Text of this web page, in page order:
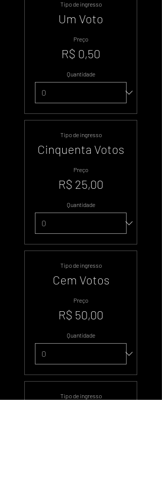
Tipo de ingresso
Um Voto
Preço
R$ 0,50
Quantidade
Tipo de ingresso
Cinquenta Votos
Preço
R$ 25,00
Quantidade
Tipo de ingresso
Cem Votos
Preço
R$ 50,00
Quantidade
Tipo de ingresso